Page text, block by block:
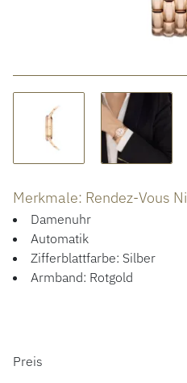
ACCESSOIRES
ÜBER UNS
Merkmale: Rendez-Vous
Damenuhr
Automatik
Zifferblattfarbe: Silber
Armband: Rotgold
Preis